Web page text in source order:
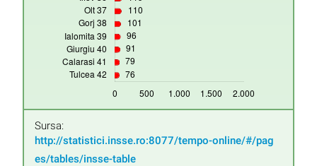
Sursa:
http://statistici.insse.ro:8077/tempo-online/#/pag
es/tables/insse-table